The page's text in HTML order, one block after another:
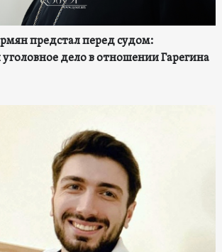
предстал перед судом:
уголовное дело в отношении Гарегина